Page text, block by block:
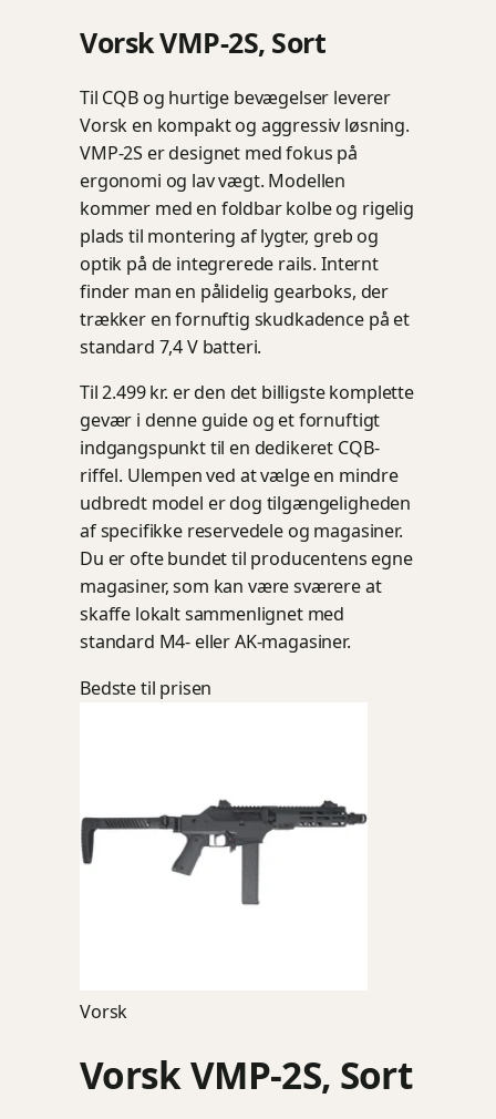
Vorsk VMP-2S, Sort
Til CQB og hurtige bevægelser leverer
Vorsk en kompakt og aggressiv løsning.
VMP-2S er designet med fokus på
ergonomi og lav vægt. Modellen
kommer med en foldbar kolbe og rigelig
plads til montering af lygter, greb og
optik på de integrerede rails. Internt
finder man en pålidelig gearboks, der
trækker en fornuftig skudkadence på et
standard 7,4 V batteri.
Til 2.499 kr. er den det billigste komplette
gevær i denne guide og et fornuftigt
indgangspunkt til en dedikeret CQB-
riffel. Ulempen ved at vælge en mindre
udbredt model er dog tilgængeligheden
af specifikke reservedele og magasiner.
Du er ofte bundet til producentens egne
magasiner, som kan være sværere at
skaffe lokalt sammenlignet med
standard M4- eller AK-magasiner.
Bedste til prisen
Vorsk
Vorsk VMP-2S, Sort